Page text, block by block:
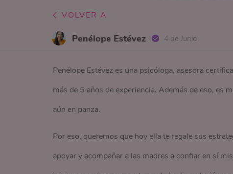
VOLVER A
Penélope Estévez 4 de Junio
Penélope Estévez es una psicóloga, asesora
más de 5 años de experiencia. Además de eso, es
aún en panza.
Por eso, queremos que hoy ella te regale sus
apoyar y acompañar a las madres a confiar en sí